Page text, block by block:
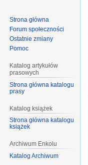
Strona główna
Forum społeczności
Ostatnie zmiany
Pomoc
Katalog artykułów
prasowych
Strona główna katalogu
prasy
Katalog książek
Strona główna katalogu
książek
Archiwum Enkolu
Katalog Archiwum